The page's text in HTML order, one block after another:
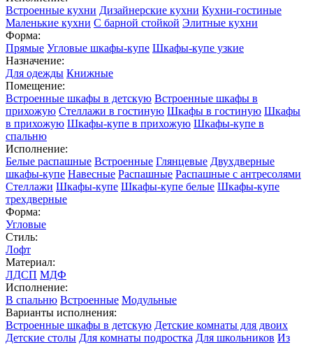
Встроенные кухни Дизайнерские кухни Кухни-гостиные
Маленькие кухни С барной стойкой Элитные кухни
Форма:
Прямые Угловые шкафы-купе Шкафы-купе узкие
Назначение:
Для одежды Книжные
Помещение:
Встроенные шкафы в детскую Встроенные шкафы в
прихожую Стеллажи в гостиную Шкафы в гостиную Шкафы
в прихожую Шкафы-купе в прихожую Шкафы-купе в
спальню
Исполнение:
Белые распашные Встроенные Глянцевые Двухдверные
шкафы-купе Навесные Распашные Распашные с антресолями
Стеллажи Шкафы-купе Шкафы-купе белые Шкафы-купе
трехдверные
Форма:
Угловые
Стиль:
Лофт
Материал:
ЛДСП МДФ
Исполнение:
В спальню Встроенные Модульные
Варианты исполнения:
Встроенные шкафы в детскую Детские комнаты для двоих
Детские столы Для комнаты подростка Для школьников Из